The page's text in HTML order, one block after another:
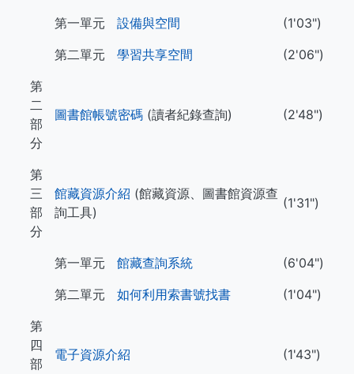
第一單元 設備與空間
(1'03")
第二單元 學習共享空間
(2'06")
第
二
部
分
圖書館帳號密碼 (讀者紀錄查詢) (2'48")
第
三
部
分
館藏資源介紹 (館藏資源、圖書館資源查
詢工具)
(1'31")
第一單元 館藏查詢系統
(6'04")
第二單元 如何利用索書號找書
(1'04")
第
四
部
電子資源介紹 (1'43")